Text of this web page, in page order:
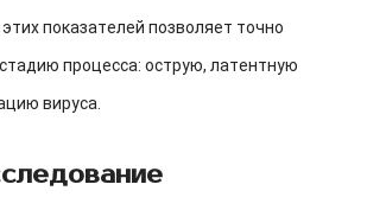
показателей позволяет точно
процесса: острую, латентную
вируса.